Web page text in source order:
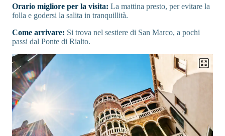
Orario migliore per la visita: La mattina presto, per evitare la
folla e godersi la salita in tranquillità.
Come arrivare: Si trova nel sestiere di San Marco, a pochi
passi dal Ponte di Rialto.